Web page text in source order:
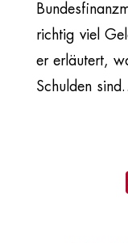
richtig viel
er erläutert,
Schulden